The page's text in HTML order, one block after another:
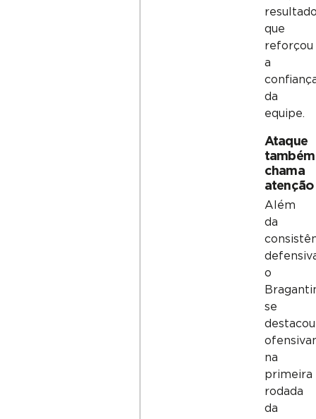
que
reforçou
a
da
equipe.
Ataque
também
chama
atenção
Além
da
o
se
destacou
na
primeira
rodada
da